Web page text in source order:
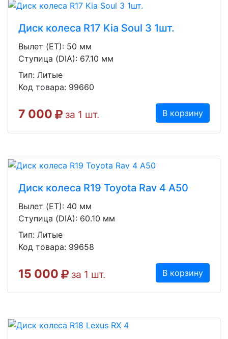
Диск колеса R17 Kia Soul 3 1шт.
Вылет (ET): 50 мм
Ступица (DIA): 67.10 мм
Тип: Литые
Код товара: 99660
7 000 за 1 шт. В корзину
Диск колеса R19 Toyota Rav 4 A50
Вылет (ET): 40 мм
Ступица (DIA): 60.10 мм
Тип: Литые
Код товара: 99658
15 000 за 1 шт. В корзину